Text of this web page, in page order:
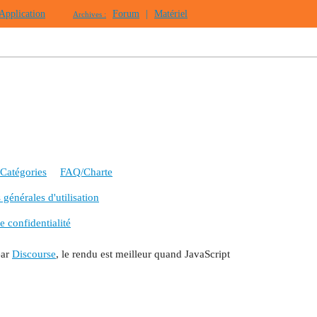
Archives : Forum Matériel
Catégories FAQ/Charte
d'utilisation
confidentialité
Discourse, le rendu est meilleur quand JavaScript